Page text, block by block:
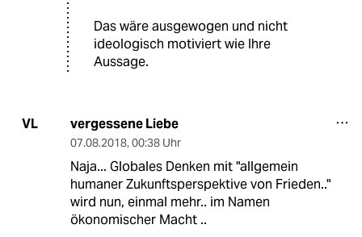
Das wäre ausgewogen und nicht
ideologisch motiviert wie Ihre
Aussage.
VL vergessene Liebe
07.08.2018, 00:38 Uhr
Naja... Globales Denken mit "allgemein
humaner Zukunftsperspektive von Frieden.."
wird nun, einmal mehr.. im Namen
ökonomischer Macht ..